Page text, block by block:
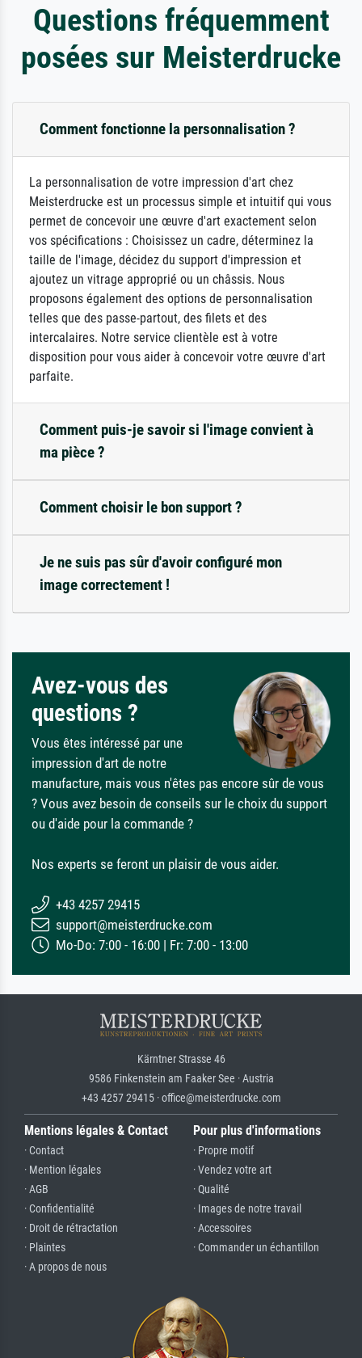
Questions fréquemment
posées sur Meisterdrucke
Comment fonctionne la personnalisation ?
La personnalisation de votre impression d'art chez
Meisterdrucke est un processus simple et intuitif qui vous
permet de concevoir une œuvre d'art exactement selon
vos spécifications : Choisissez un cadre, déterminez la
taille de l'image, décidez du support d'impression et
ajoutez un vitrage approprié ou un châssis. Nous
proposons également des options de personnalisation
telles que des passe-partout, des filets et des
intercalaires. Notre service clientèle est à votre
disposition pour vous aider à concevoir votre œuvre d'art
parfaite.
Comment puis-je savoir si l'image convient à
ma pièce ?
Comment choisir le bon support ?
Je ne suis pas sûr d'avoir configuré mon
image correctement !
Avez-vous des
questions ?
Vous êtes intéressé par une
impression d'art de notre
manufacture, mais vous n'êtes pas encore sûr de vous
? Vous avez besoin de conseils sur le choix du support
ou d'aide pour la commande ?
Nos experts se feront un plaisir de vous aider.
+43 4257 29415
support@meisterdrucke.com
Mo-Do: 7:00 - 16:00 | Fr: 7:00 - 13:00
Kärntner Strasse 46
9586 Finkenstein am Faaker See · Austria
+43 4257 29415 · office@meisterdrucke.com
Mentions légales & Contact
· Contact
· Mention légales
· AGB
· Confidentialité
· Droit de rétractation
· Plaintes
· A propos de nous
Pour plus d'informations
· Propre motif
· Vendez votre art
· Qualité
· Images de notre travail
· Accessoires
· Commander un échantillon